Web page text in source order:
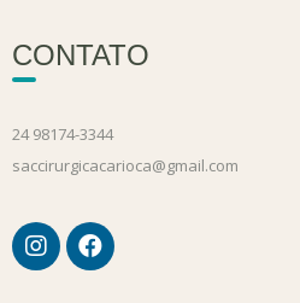
CONTATO
24 98174-3344
saccirurgicacarioca@gmail.com